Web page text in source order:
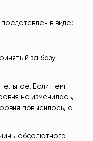
в виде:
за базу
Если темп
не изменилось,
повысилось, а
абсолютного